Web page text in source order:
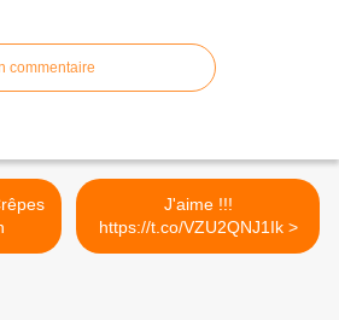
commentaire
J'aime !!!
https://t.co/VZU2QNJ1Ik >